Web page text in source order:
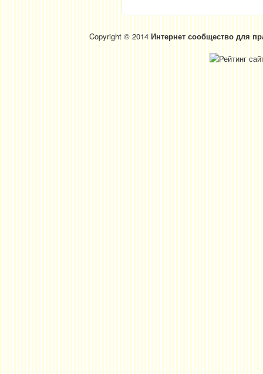
Copyright © 2014 Интернет сообщество для